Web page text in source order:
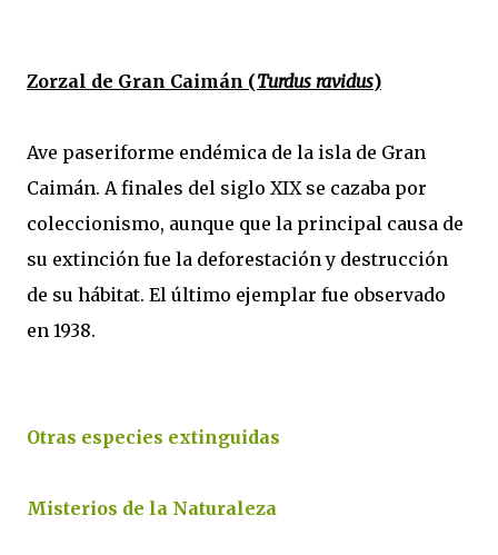
Zorzal de Gran Caimán (Turdus ravidus)
Ave paseriforme endémica de la isla de Gran
Caimán. A finales del siglo XIX se cazaba por
coleccionismo, aunque que la principal causa de
su extinción fue la deforestación y destrucción
de su hábitat. El último ejemplar fue observado
en 1938.
Otras especies extinguidas
Misterios de la Naturaleza